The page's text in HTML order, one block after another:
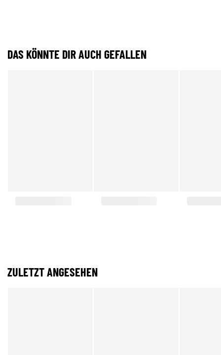
DAS KÖNNTE DIR AUCH GEFALLEN
ZULETZT ANGESEHEN